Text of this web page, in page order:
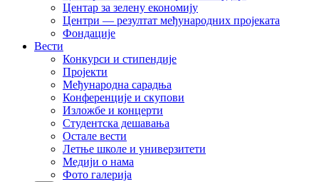
Центар за зелену економију
Центри — резултат међународних пројеката
Фондације
Вести
Конкурси и стипендије
Пројекти
Међународна сарадња
Конференције и скупови
Изложбе и концерти
Студентска дешавања
Остале вести
Летње школе и универзитети
Медији о нама
Фото галерија